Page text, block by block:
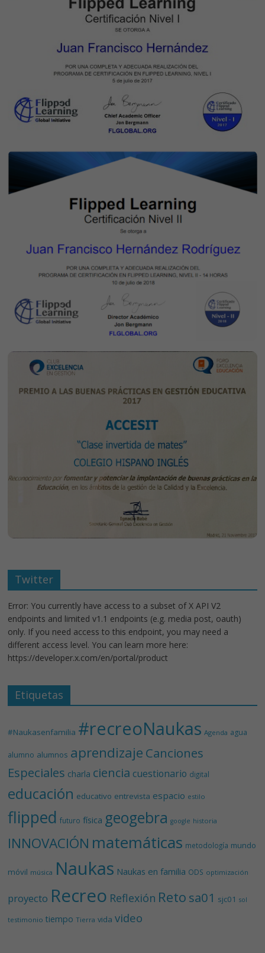
Twitter
Error: You currently have access to a subset of X API V2
endpoints and limited v1.1 endpoints (e.g. media post, oauth)
only. If you need access to this endpoint, you may need a
different access level. You can learn more here:
https://developer.x.com/en/portal/product
Etiquetas
#Naukasenfamilia #recreoNaukas Agenda agua
alumno alumnos aprendizaje Canciones
Especiales charla ciencia cuestionario digital
educación educativo entrevista espacio estilo
flipped futuro física geogebra google historia
INNOVACIÓN matemáticas metodología mundo
móvil música Naukas Naukas en familia ODS optimización
proyecto Recreo Reflexión Reto sa01 sjc01 sol
testimonio tiempo Tierra vida video